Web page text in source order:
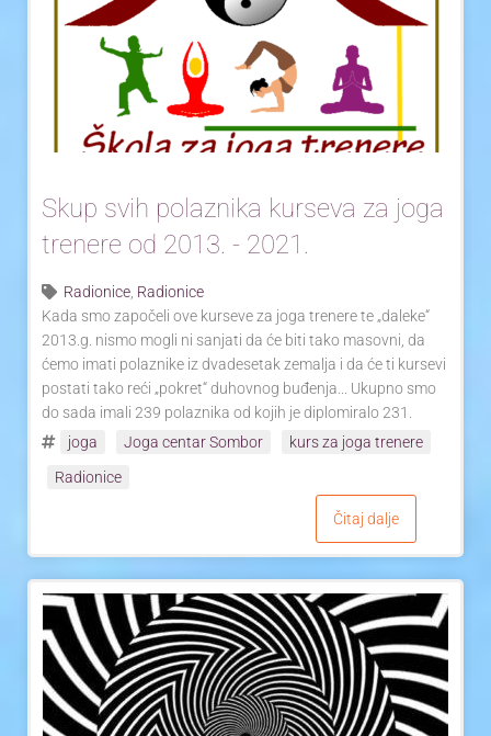
Yoga Travel
Blog
Joga
Skup svih polaznika kurseva za joga
trenere od 2013. - 2021.
Radionice Radionice
Kada smo započeli ove kurseve za joga trenere te „daleke“
2013.g. nismo mogli ni sanjati da će biti tako masovni, da
ćemo imati polaznike iz dvadesetak zemalja i da će ti kursevi
postati tako reći „pokret“ duhovnog buđenja... Ukupno smo
do sada imali 239 polaznika od kojih je diplomiralo 231.
joga
Joga centar Sombor
kurs za joga trenere
Radionice
Čitaj dalje